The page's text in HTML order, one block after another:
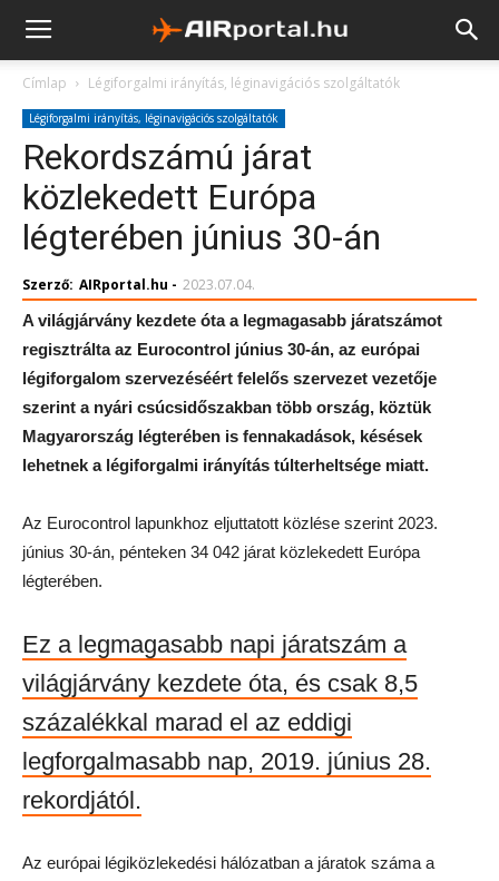
Címlap Légiforgalmi irányítás, léginavigációs szolgáltatók
Légiforgalmi irányítás, léginavigációs szolgáltatók
Rekordszámú járat
közlekedett Európa
légterében június 30-án
Szerző: AIRportal.hu - 2023.07.04.
A világjárvány kezdete óta a legmagasabb járatszámot
regisztrálta az Eurocontrol június 30-án, az európai
légiforgalom szervezéséért felelős szervezet vezetője
szerint a nyári csúcsidőszakban több ország, köztük
Magyarország légterében is fennakadások, késések
lehetnek a légiforgalmi irányítás túlterheltsége miatt.
Az Eurocontrol lapunkhoz eljuttatott közlése szerint 2023.
június 30-án, pénteken 34 042 járat közlekedett Európa
légterében.
Ez a legmagasabb napi járatszám a
világjárvány kezdete óta, és csak 8,5
százalékkal marad el az eddigi
legforgalmasabb nap, 2019. június 28.
rekordjától.
Az európai légiközlekedési hálózatban a járatok száma a